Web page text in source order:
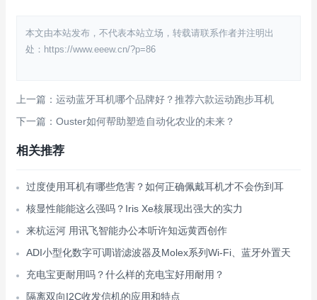
本文由本站发布，不代表本站立场，转载请联系作者并注明出
处：https://www.eeew.cn/?p=86
上一篇：运动蓝牙耳机哪个品牌好？推荐六款运动跑步耳机
下一篇：Ouster如何帮助塑造自动化农业的未来？
相关推荐
过度使用耳机有哪些危害？如何正确佩戴耳机才不会伤到耳
核显性能能这么强吗？Iris Xe核展现出强大的实力
来杭运河 用讯飞智能办公本听许知远黄西创作
ADI小型化数字可调谐滤波器及Molex系列Wi-Fi、蓝牙外置天
充电宝更耐用吗？什么样的充电宝好用耐用？
隔离双向I2C收发信机的应用和特点